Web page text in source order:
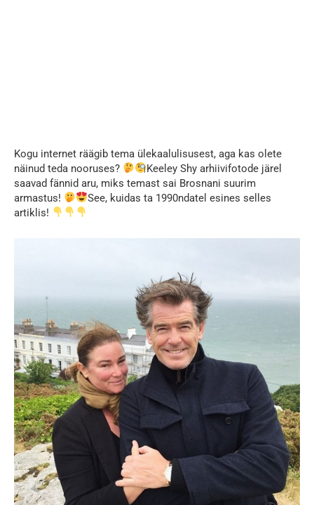
Kogu internet räägib tema ülekaalulisusest, aga kas olete
näinud teda nooruses?
Keeley Shy arhiivifotode järel
saavad fännid aru, miks temast sai Brosnani suurim
armastus!
See, kuidas ta 1990ndatel esines selles
artiklis!